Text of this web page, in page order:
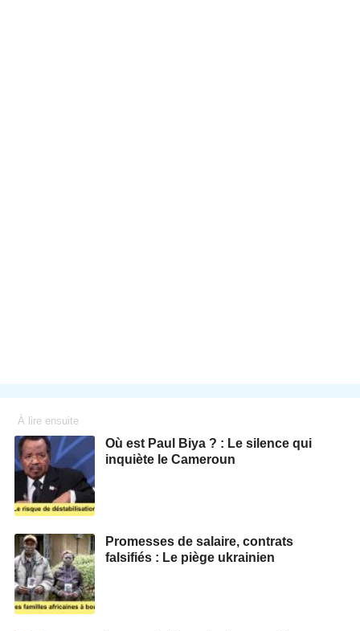
À lire ensuite
Où est Paul Biya ? : Le silence qui
inquiète le Cameroun
Promesses de salaire, contrats
falsifiés : Le piège ukrainien